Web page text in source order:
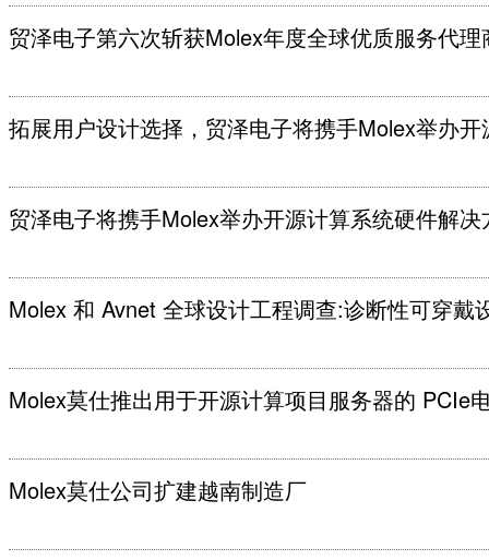
贸泽电子第六次斩获Molex年度全球优质服务代理
拓展用户设计选择，贸泽电子将携手Molex举办
贸泽电子将携手Molex举办开源计算系统硬件解
Molex 和 Avnet 全球设计工程调查:诊断性可穿戴
Molex莫仕推出用于开源计算项目服务器的 PCIe
Molex莫仕公司扩建越南制造厂